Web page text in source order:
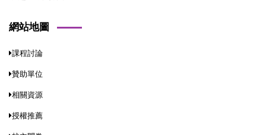
網站地圖
課程討論
贊助單位
相關資源
授權推薦